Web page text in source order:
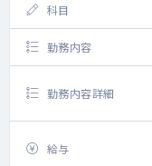
科目
勤務内容
勤務内容詳細
給与